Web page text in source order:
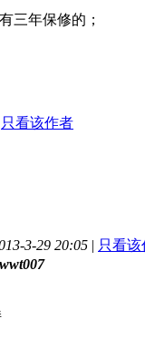
三年保修的；
只看该作者
3-29 20:05 | 只看该